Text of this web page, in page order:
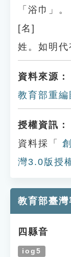
「浴巾」。
[名]
姓。如明代
資料來源：
教育部重
授權資訊：
資料採「
灣3.0版授
教育部臺灣
四縣音
iog5